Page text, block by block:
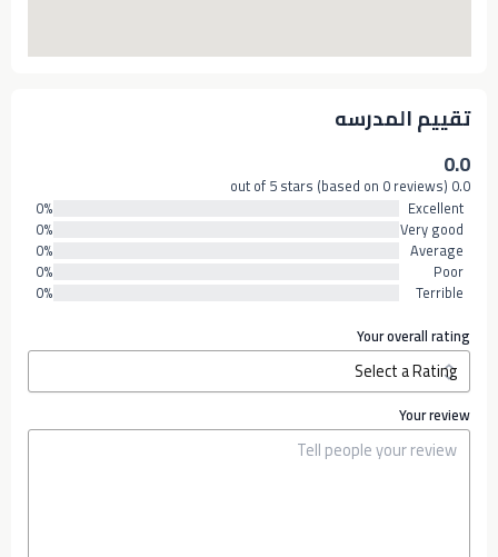
تقييم المدرسه
0.0
0.0 out of 5 stars (based on 0 reviews)
Excellent
0%
Very good
0%
Average
0%
Poor
0%
Terrible
0%
Your overall rating
Your review